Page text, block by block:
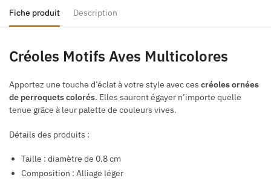
Fiche produit Description
Créoles Motifs Aves Multicolores
Apportez une touche d’éclat à votre style avec ces créoles ornées
de perroquets colorés. Elles sauront égayer n’importe quelle
tenue grâce à leur palette de couleurs vives.
Détails des produits :
Taille : diamètre de 0.8 cm
Composition : Alliage léger